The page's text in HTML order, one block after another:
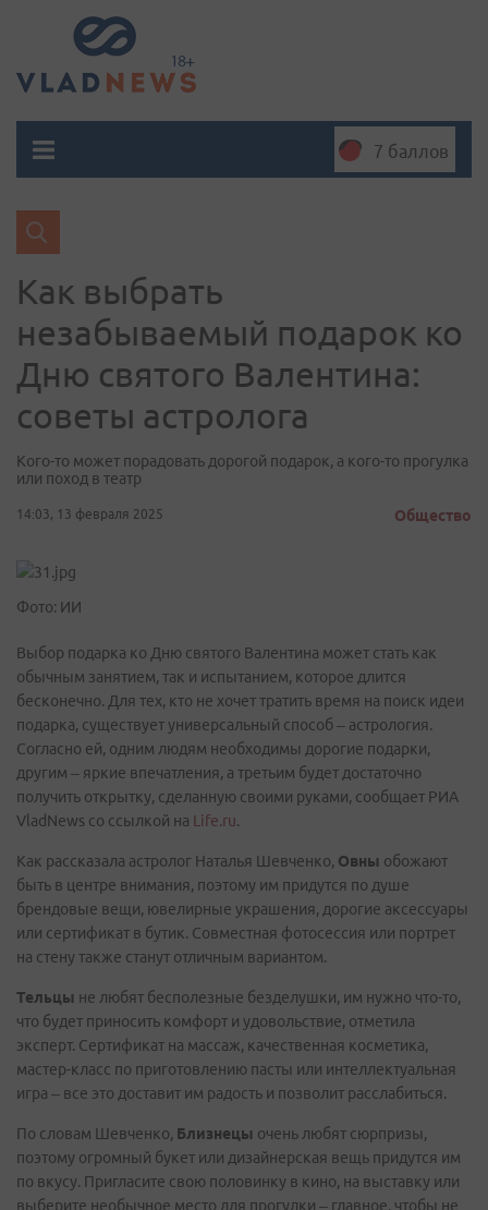
7 баллов
Как выбрать
незабываемый подарок ко
Дню святого Валентина:
советы астролога
Кого-то может порадовать дорогой подарок, а кого-то прогулка
или поход в театр
14:03, 13 февраля 2025 Общество
Фото: ИИ
Выбор подарка ко Дню святого Валентина может стать как
обычным занятием, так и испытанием, которое длится
бесконечно. Для тех, кто не хочет тратить время на поиск идеи
подарка, существует универсальный способ – астрология.
Согласно ей, одним людям необходимы дорогие подарки,
другим – яркие впечатления, а третьим будет достаточно
получить открытку, сделанную своими руками, сообщает РИА
VladNews со ссылкой на Life.ru.
Как рассказала астролог Наталья Шевченко, Овны обожают
быть в центре внимания, поэтому им придутся по душе
брендовые вещи, ювелирные украшения, дорогие аксессуары
или сертификат в бутик. Совместная фотосессия или портрет
на стену также станут отличным вариантом.
Тельцы не любят бесполезные безделушки, им нужно что-то,
что будет приносить комфорт и удовольствие, отметила
эксперт. Сертификат на массаж, качественная косметика,
мастер-класс по приготовлению пасты или интеллектуальная
игра – все это доставит им радость и позволит расслабиться.
По словам Шевченко, Близнецы очень любят сюрпризы,
поэтому огромный букет или дизайнерская вещь придутся им
по вкусу. Пригласите свою половинку в кино, на выставку или
выберите необычное место для прогулки – главное, чтобы не